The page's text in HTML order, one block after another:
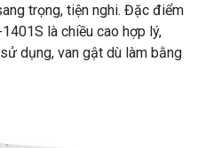
trọng, tiện nghi. Đặc điểm
là chiều cao hợp lý,
dụng, van gật dù làm bằng